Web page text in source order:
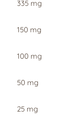
335 mg
150 mg
100 mg
50 mg
25 mg